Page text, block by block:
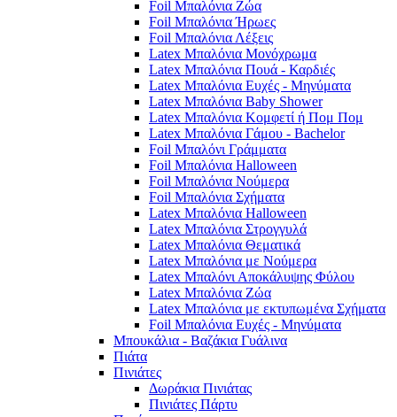
Foil Μπαλόνια Ζώα
Foil Μπαλόνια Ήρωες
Foil Μπαλόνια Λέξεις
Latex Μπαλόνια Μονόχρωμα
Latex Μπαλόνια Πουά - Καρδιές
Latex Μπαλόνια Ευχές - Μηνύματα
Latex Μπαλόνια Baby Shower
Latex Μπαλόνια Κομφετί ή Πομ Πομ
Latex Μπαλόνια Γάμου - Bachelor
Foil Μπαλόνι Γράμματα
Foil Μπαλόνια Halloween
Foil Μπαλόνια Νούμερα
Foil Μπαλόνια Σχήματα
Latex Μπαλόνια Halloween
Latex Μπαλόνια Στρογγυλά
Latex Μπαλόνια Θεματικά
Latex Μπαλόνια με Νούμερα
Latex Μπαλόνι Αποκάλυψης Φύλου
Latex Μπαλόνια Ζώα
Latex Μπαλόνια με εκτυπωμένα Σχήματα
Foil Μπαλόνια Ευχές - Μηνύματα
Μπουκάλια - Βαζάκια Γυάλινα
Πιάτα
Πινιάτες
Δωράκια Πινιάτας
Πινιάτες Πάρτυ